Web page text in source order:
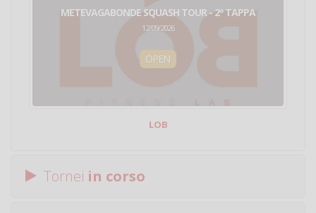
METEVAGABONDE SQUASH TOUR - 2ª TAPPA
12/09/2026
OPEN
LOB
Tornei in corso